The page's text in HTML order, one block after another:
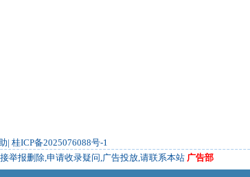
| 桂ICP备2025076088号-1
举报删除,申请收录疑问,广告投放,请联系本站 广告部